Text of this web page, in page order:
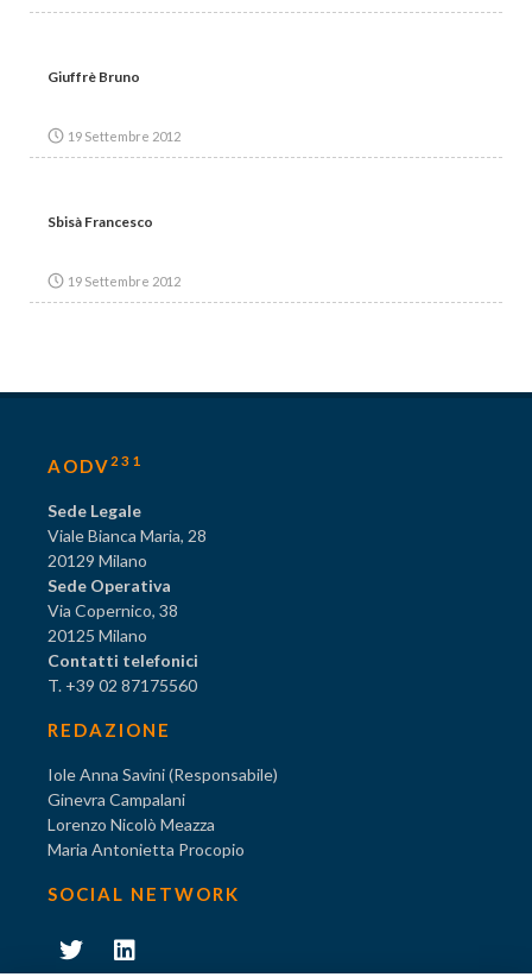
Giuffrè Bruno
19 Settembre 2012
Sbisà Francesco
19 Settembre 2012
AODV 231
Sede Legale
Viale Bianca Maria, 28
20129 Milano
Sede Operativa
Via Copernico, 38
20125 Milano
Contatti telefonici
T. +39 02 87175560
REDAZIONE
Iole Anna Savini (Responsabile)
Ginevra Campalani
Lorenzo Nicolò Meazza
Maria Antonietta Procopio
SOCIAL NETWORK